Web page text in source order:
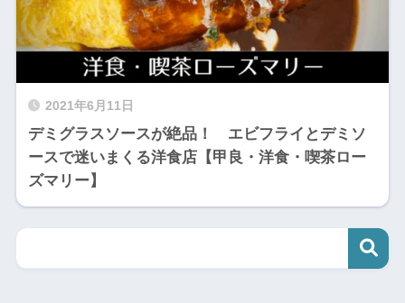
2021年6月11日
デミグラスソースが絶品！ エビフライとデミソ
ースで迷いまくる洋食店【甲良・洋食・喫茶ロー
ズマリー】